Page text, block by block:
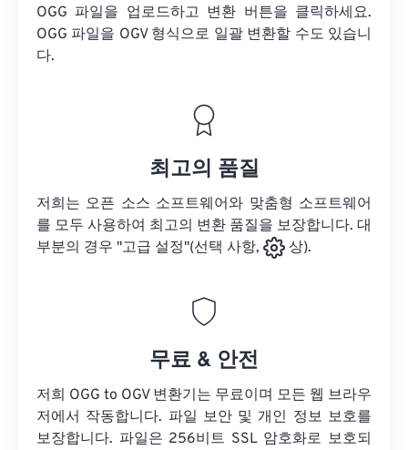
OGG 파일을 업로드하고 변환 버튼을 클릭하세요.
OGG 파일을 OGV 형식으로 일괄 변환할 수도 있습니
다.
최고의 품질
저희는 오픈 소스 소프트웨어와 맞춤형 소프트웨어
를 모두 사용하여 최고의 변환 품질을 보장합니다. 대
부분의 경우 "고급 설정"(선택 사항,
상).
무료 & 안전
저희 OGG to OGV 변환기는 무료이며 모든 웹 브라우
저에서 작동합니다. 파일 보안 및 개인 정보 보호를
보장합니다. 파일은 256비트 SSL 암호화로 보호되